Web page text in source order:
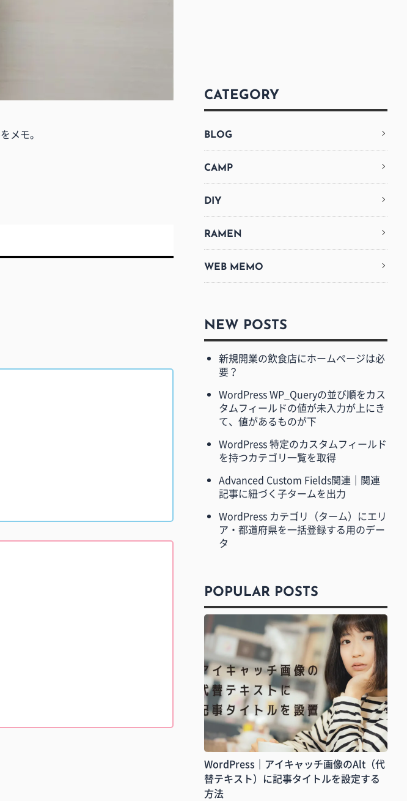
メモ。
CATEGORY
BLOG
CAMP
DIY
RAMEN
WEB MEMO
NEW POSTS
新規開業の飲食店にホームページは必
要？
WordPress WP_Queryの並び順をカス
タムフィールドの値が未入力が上にき
て、値があるものが下
WordPress 特定のカスタムフィールド
を持つカテゴリ一覧を取得
Advanced Custom Fields関連｜関連
記事に紐づく子タームを出力
WordPress カテゴリ（ターム）にエリ
ア・都道府県を一括登録する用のデー
タ
POPULAR POSTS
WordPress｜アイキャッチ画像のAlt（代
替テキスト）に記事タイトルを設定する
方法